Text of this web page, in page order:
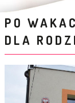
PO
DLA